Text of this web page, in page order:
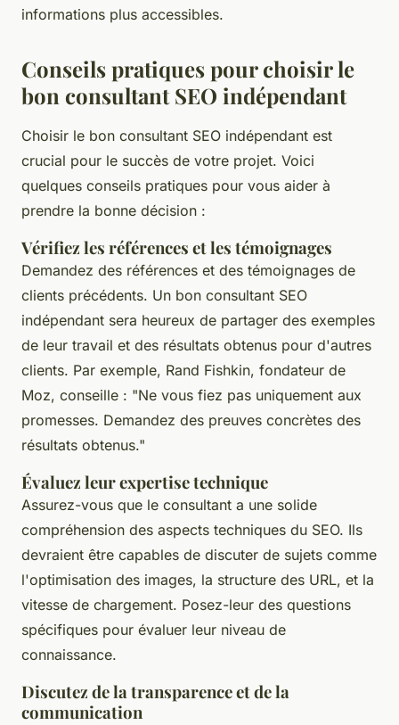
informations plus accessibles.
Conseils pratiques pour choisir le
bon consultant SEO indépendant
Choisir le bon consultant SEO indépendant est
crucial pour le succès de votre projet. Voici
quelques conseils pratiques pour vous aider à
prendre la bonne décision :
Vérifiez les références et les témoignages
Demandez des références et des témoignages de
clients précédents. Un bon consultant SEO
indépendant sera heureux de partager des exemples
de leur travail et des résultats obtenus pour d'autres
clients. Par exemple, Rand Fishkin, fondateur de
Moz, conseille : "Ne vous fiez pas uniquement aux
promesses. Demandez des preuves concrètes des
résultats obtenus."
Évaluez leur expertise technique
Assurez-vous que le consultant a une solide
compréhension des aspects techniques du SEO. Ils
devraient être capables de discuter de sujets comme
l'optimisation des images, la structure des URL, et la
vitesse de chargement. Posez-leur des questions
spécifiques pour évaluer leur niveau de
connaissance.
Discutez de la transparence et de la
communication